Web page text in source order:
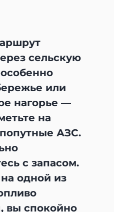
сельскую
или
нагорье —
на
АЗС.
с запасом.
одной из
вы спокойно